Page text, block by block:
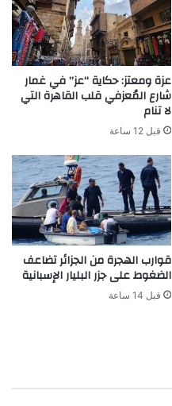
عزة ومعتز: حكاية “عز” في غمار
شارع المُعزفي قلب القاهرة التي
لا تنام
قبل 12 ساعة
قوارب الهجرة من الجزائر تضاعف
الضغوط على جزر البليار الإسبانية
قبل 14 ساعة